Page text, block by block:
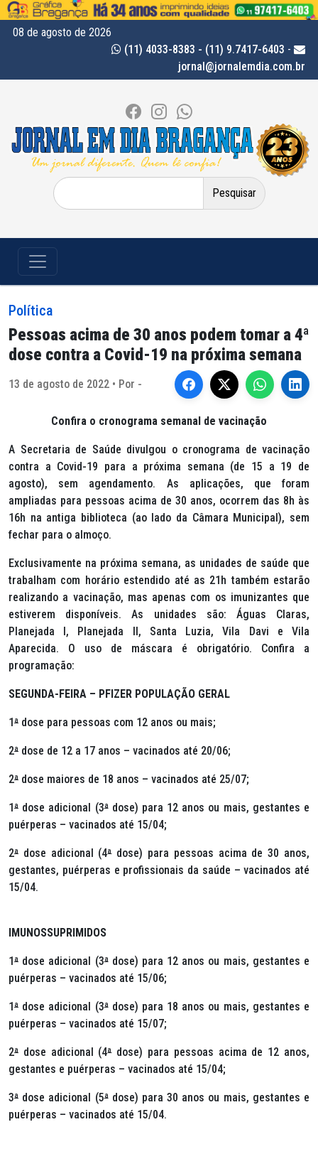
08 de agosto de 2026
(11) 4033-8383 - (11) 9.7417-6403 -
jornal@jornalemdia.com.br
Pesquisar
por:
Política
Pessoas acima de 30 anos podem tomar a 4ª
dose contra a Covid-19 na próxima semana
13 de agosto de 2022 • Por -
Confira o cronograma semanal de vacinação
A Secretaria de Saúde divulgou o cronograma de vacinação
contra a Covid-19 para a próxima semana (de 15 a 19 de
agosto), sem agendamento. As aplicações, que foram
ampliadas para pessoas acima de 30 anos, ocorrem das 8h às
16h na antiga biblioteca (ao lado da Câmara Municipal), sem
fechar para o almoço.
Exclusivamente na próxima semana, as unidades de saúde que
trabalham com horário estendido até as 21h também estarão
realizando a vacinação, mas apenas com os imunizantes que
estiverem disponíveis. As unidades são: Águas Claras,
Planejada I, Planejada II, Santa Luzia, Vila Davi e Vila
Aparecida. O uso de máscara é obrigatório. Confira a
programação:
SEGUNDA-FEIRA – PFIZER POPULAÇÃO GERAL
1ª dose para pessoas com 12 anos ou mais;
2ª dose de 12 a 17 anos – vacinados até 20/06;
2ª dose maiores de 18 anos – vacinados até 25/07;
1ª dose adicional (3ªdose) para 12 anos ou mais, gestantes e
puérperas – vacinados até 15/04;
2ª dose adicional (4ªdose) para pessoas acima de 30 anos,
gestantes, puérperas e profissionais da saúde – vacinados até
15/04.
IMUNOSSUPRIMIDOS
1ª dose adicional (3ªdose) para 12 anos ou mais, gestantes e
puérperas – vacinados até 15/06;
1ª dose adicional (3ªdose) para 18 anos ou mais, gestantes e
puérperas – vacinados até 15/07;
2ª dose adicional (4ªdose) para pessoas acima de 12 anos,
gestantes e puérperas – vacinados até 15/04;
3ª dose adicional (5ªdose) para 30 anos ou mais, gestantes e
puérperas – vacinados até 15/04.